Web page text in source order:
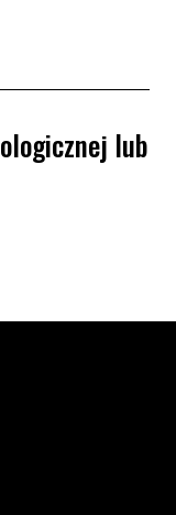
lub